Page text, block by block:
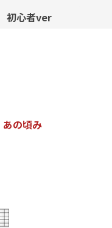
初心者ver
あの頃み